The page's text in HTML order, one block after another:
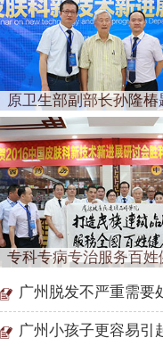
原卫生部副部长孙隆椿
专科专病专治服务百姓
广州脱发不严重需要
广州小孩子更容易引